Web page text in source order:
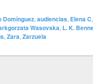
Domínguez, audiencias, Elena C,
Wasovska, L. K.
, Zara, Zarzuela